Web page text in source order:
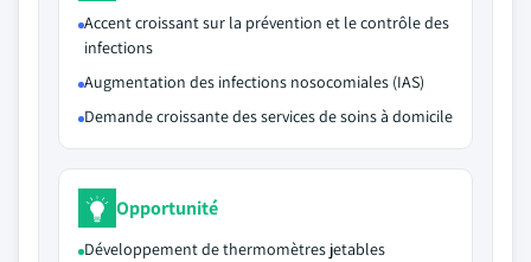
Accent croissant sur la prévention et le contrôle des
infections
Augmentation des infections nosocomiales (IAS)
Demande croissante des services de soins à domicile
Opportunité
Développement de thermomètres jetables